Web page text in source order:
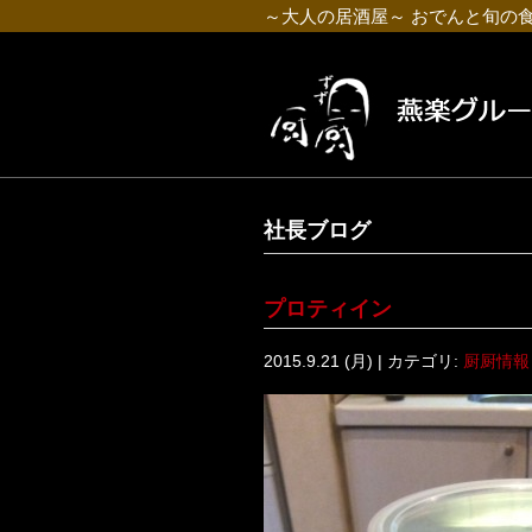
～大人の居酒屋～ おでんと旬の
社長ブログ
プロティイン
2015.9.21 (月) | カテゴリ: 厨厨情報